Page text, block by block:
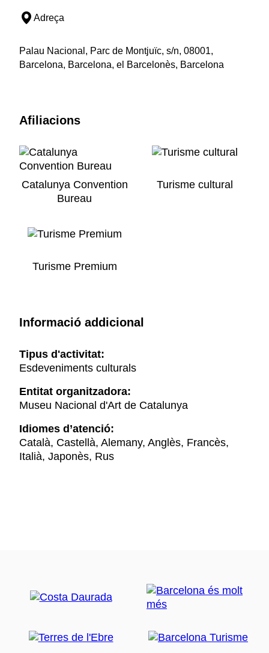
Adreça
Palau Nacional, Parc de Montjuïc, s/n, 08001,
Barcelona, Barcelona, el Barcelonès, Barcelona
Afiliacions
Catalunya Convention
Bureau
Turisme cultural
Turisme Premium
Informació addicional
Tipus d'activitat:
Esdeveniments culturals
Entitat organitzadora:
Museu Nacional d'Art de Catalunya
Idiomes d’atenció:
Català, Castellà, Alemany, Anglès, Francès,
Italià, Japonès, Rus